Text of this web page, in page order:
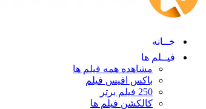
خــانه
فیــلم ها
مشاهده همه فیلم ها
باکس افیس فیلم
250 فیلم برتر
کالکشن فیلم ها